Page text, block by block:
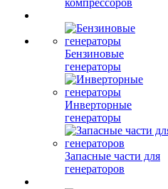
компрессоров
Бензиновые
генераторы
Инверторные
генераторы
Запасные части для
генераторов